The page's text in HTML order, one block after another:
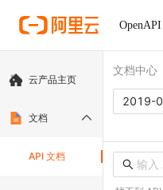
云产品主页
文档
API 文档
文档中心
2019-